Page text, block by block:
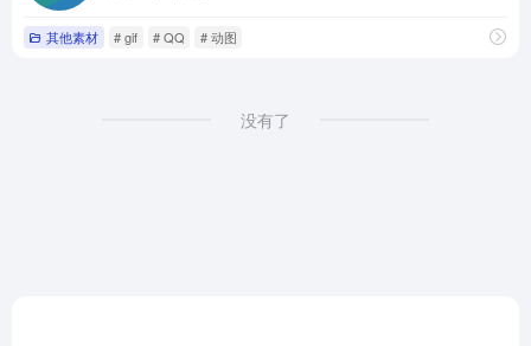
其他素材 # gif # QQ # 动图
没有了